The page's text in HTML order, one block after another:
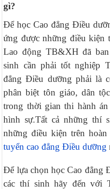
gì?
Để học Cao đẳng Điều
ứng được những điều kiện
Lao động TB&XH đã
sinh cần phải tốt nghiệp
đẳng Điều dưỡng phải là
phân biệt tôn giáo, dân
trong thời gian thi hành
hình sự.Tất cả những thí
những điều kiện trên
tuyển cao đẳng Điều dưỡng
Để lựa chọn học Cao đẳng
các thí sinh hãy đến với